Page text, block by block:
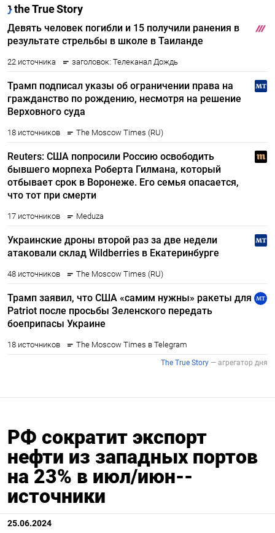
РФ сократит экспорт
нефти из западных портов
на 23% в июл/июн--
источники
25.06.2024